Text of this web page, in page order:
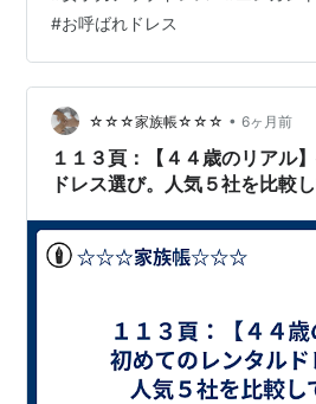
女を引き出します！ ディープカッ
シドレス DE 美脚力MAX！周囲の視
venus9.net
#お呼ばれドレス
☆☆☆家族帳☆☆☆ • 6ヶ月前
１１３頁：【４４歳のリアル
ドレス選び。人気５社を比較